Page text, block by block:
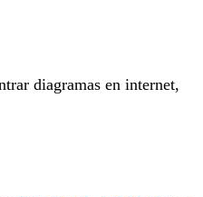
diagramas en internet,